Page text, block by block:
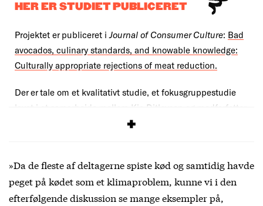
HER ER STUDIET PUBLICERET
Projektet er publiceret i Journal of Consumer Culture: Bad
avocados, culinary standards, and knowable knowledge:
Culturally appropriate rejections of meat reduction.
Der er tale om et kvalitativt studie, et fokusgruppestudie
lavet i et samarbejde mellem Kia Ditlevsen og medforfatter
»Da de fleste af deltagerne spiste kød og samtidig havde
peget på kødet som et klimaproblem, kunne vi i den
efterfølgende diskussion se mange eksempler på,